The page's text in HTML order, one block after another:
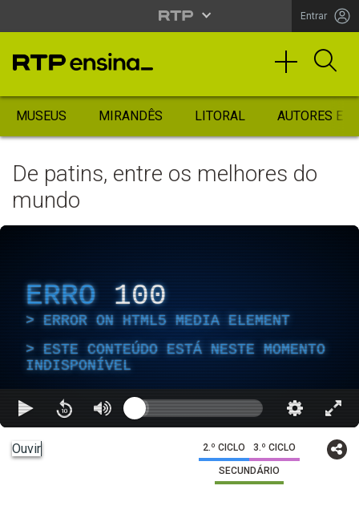
Entrar
MUSEUS MIRANDÊS LITORAL AUTORES
De patins, entre os melhores do
mundo
ERRO 100
ERROR ON HTML5 MEDIA ELEMENT
ESTE CONTEÚDO ESTÁ NESTE MOMENTO
INDISPONÍVEL
Ouvir 2.º CICLO 3.º CICLO
SECUNDÁRIO